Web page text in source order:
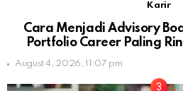
Karir
Cara Menjadi Advisory
Portfolio Career Paling
August 4, 2026, 11:07 pm